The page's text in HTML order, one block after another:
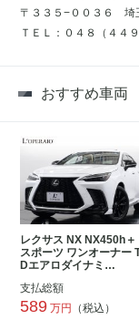
〒３３５−００３６ 埼
ＴＥＬ：０４８（４４
おすすめ車両
レクサス NX NX450h＋
スポーツ ワンオーナー
Dエアロダイナミ…
支払総額
589 万円
（税込）